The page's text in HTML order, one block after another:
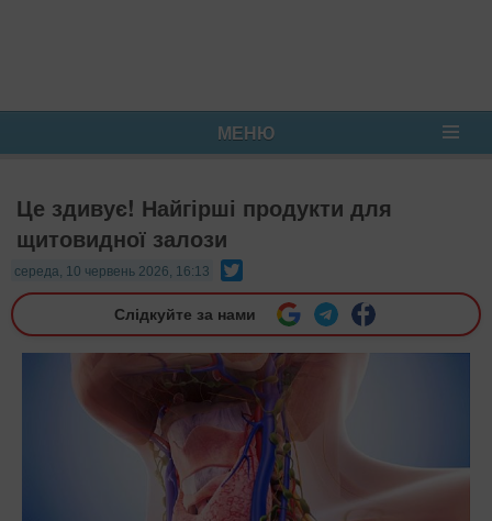
МЕНЮ
Це здивує! Найгірші продукти для
щитовидної залози
середа, 10 червень 2026, 16:13
Слідкуйте за нами